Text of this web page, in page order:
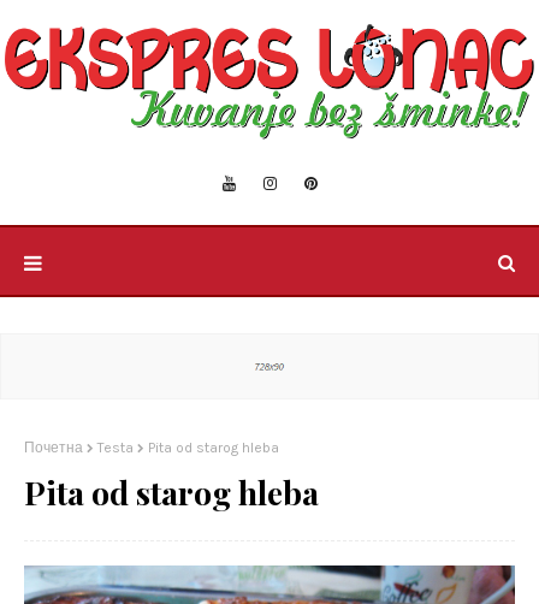
Почетна Testa Pita od starog hleba
Pita od starog hleba